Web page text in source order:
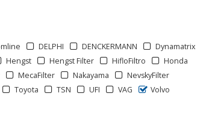
DELPHI DENCKERMANN
Dynamatrix
Hengst Hengst Filter HifloFiltro
Honda
MecaFilter Nakayama
NevskyFilter
Toyota TSN UFI VAG
Volvo